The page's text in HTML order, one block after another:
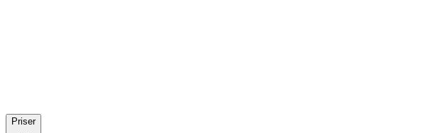
Priser